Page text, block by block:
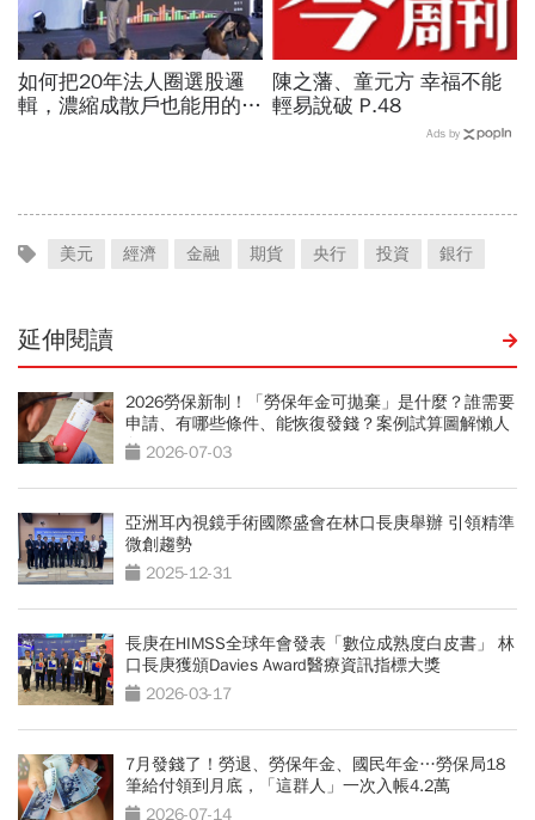
如何把20年法人圈選股邏
輯，濃縮成散戶也能用的三
陳之藩、童元方 幸福不能
輕易說破 P.48
Ads by
美元 經濟 金融 期貨 央行 投資 銀行
延伸閱讀
2026勞保新制！「勞保年金可拋棄」是什麼？誰需要
申請、有哪些條件、能恢復發錢？案例試算圖解懶人
包 2026-07-03
亞洲耳內視鏡手術國際盛會在林口長庚舉辦 引領精準
微創趨勢
2025-12-31
長庚在HIMSS全球年會發表「數位成熟度白皮書」 林
口長庚獲頒Davies Award醫療資訊指標大獎
2026-03-17
7月發錢了！勞退、勞保年金、國民年金…勞保局18
筆給付領到月底，「這群人」一次入帳4.2萬
2026-07-14